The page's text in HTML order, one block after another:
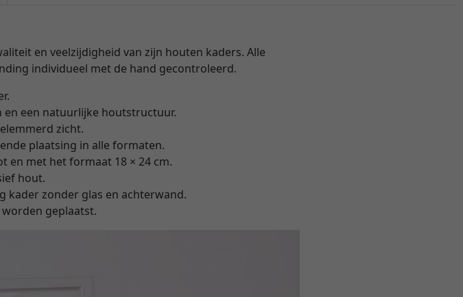
en veelzijdigheid van zijn houten kaders. Alle
individueel met de hand gecontroleerd.
een natuurlijke houtstructuur.
zicht.
plaatsing in alle formaten.
en met het formaat 18 × 24 cm.
hout.
kader zonder glas en achterwand.
geplaatst.